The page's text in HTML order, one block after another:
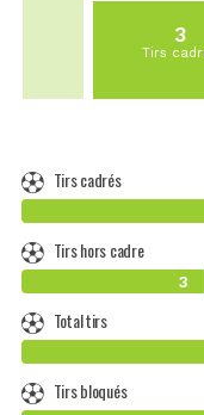
3
Tirs
Tirs cadrés
Tirs hors cadre
3
Total tirs
Tirs bloqués